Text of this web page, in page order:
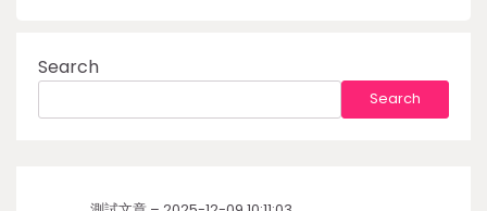
Search
Search